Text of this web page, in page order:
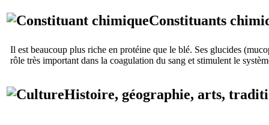
Constituants
Il est beaucoup plus riche en protéine que le blé. Ses glucides
rôle très important dans la coagulation du sang et stimulent le
Histoire, géographie, arts,